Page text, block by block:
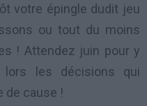
votre épingle dudit jeu
ou tout du moins
! Attendez juin pour y
les décisions qui
de cause !